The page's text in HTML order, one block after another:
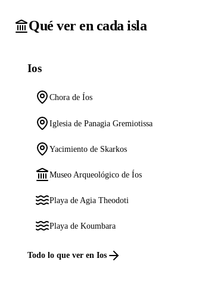
Qué ver en cada isla
Ios
Chora de Íos
Iglesia de Panagia Gremiotissa
Yacimiento de Skarkos
Museo Arqueológico de Íos
Playa de Agia Theodoti
Playa de Koumbara
Todo lo que ver en Ios